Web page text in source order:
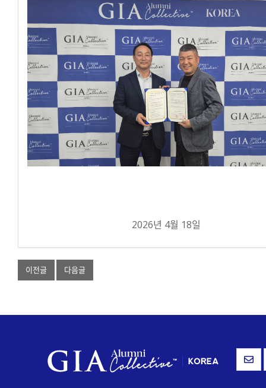
2026년 4월 18일
이전글 다음글